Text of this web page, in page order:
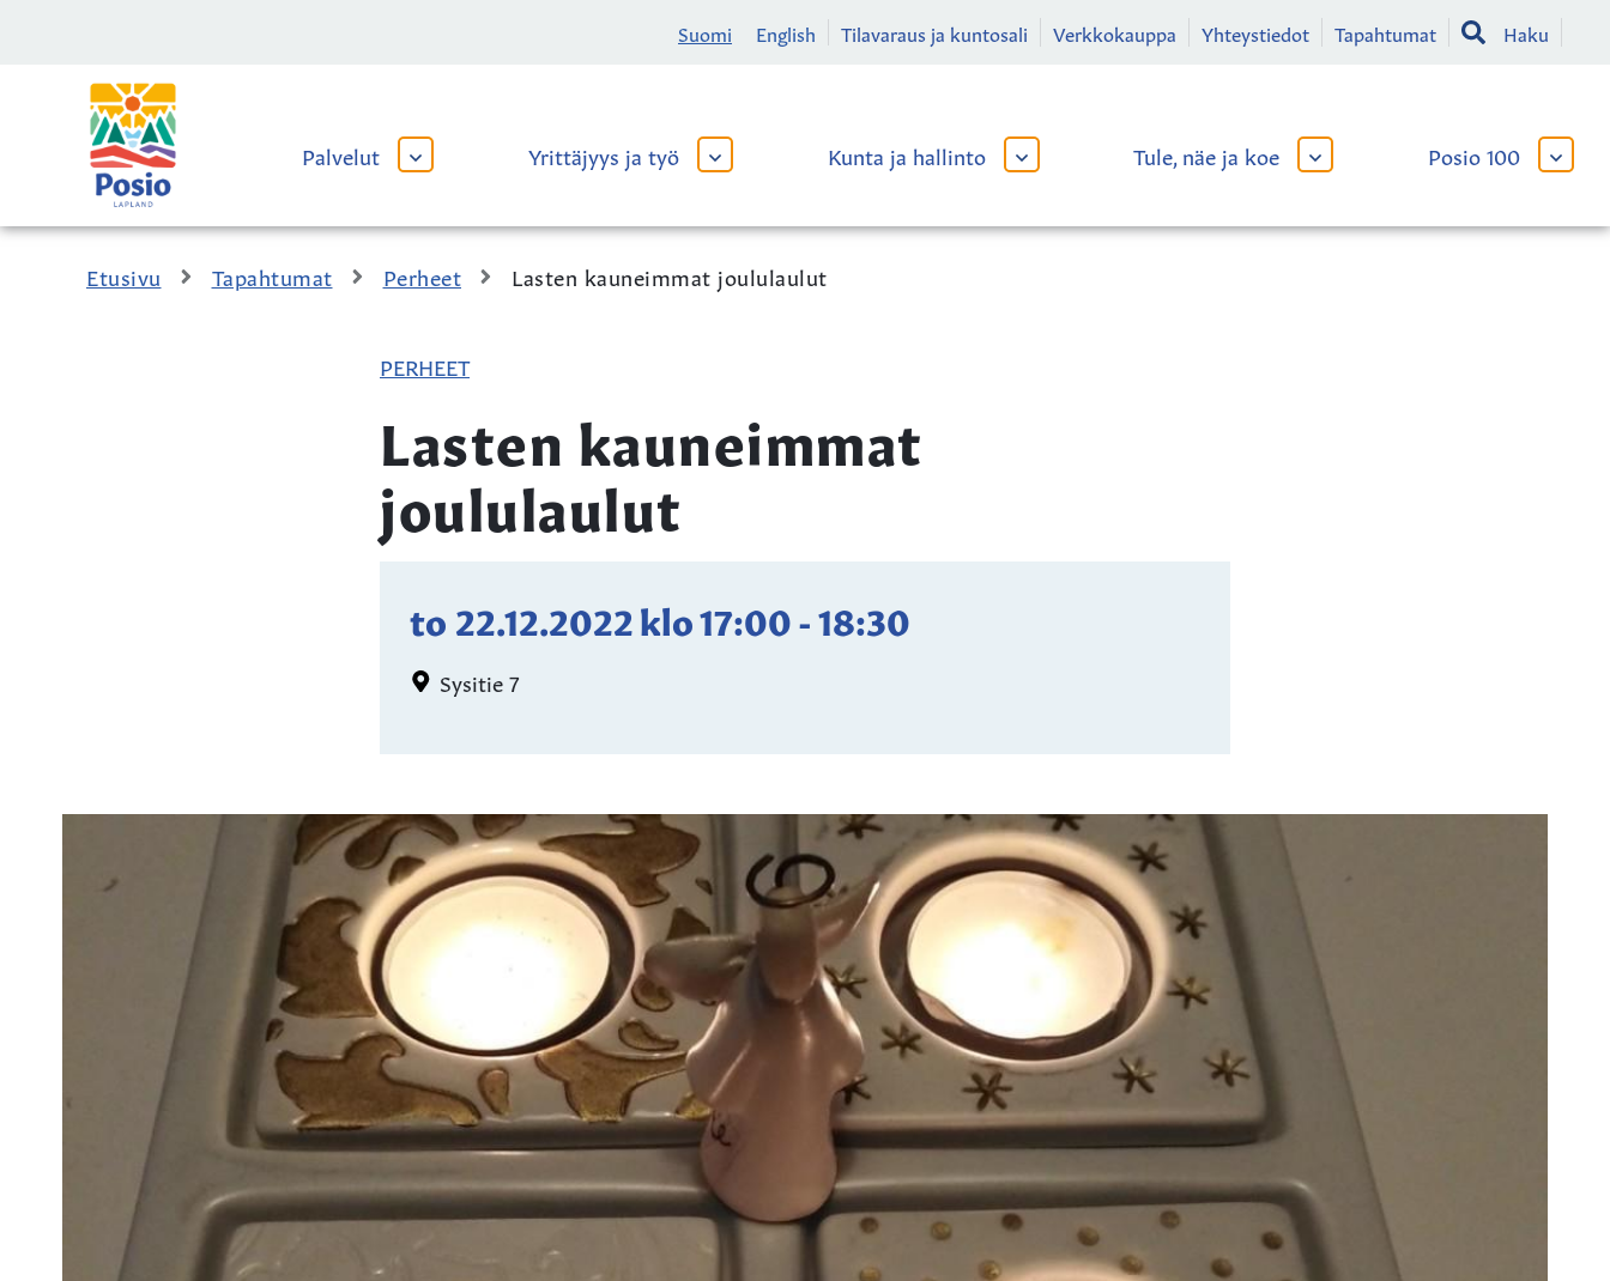
Suomi English Tilavaraus ja kuntosali Verkkokauppa Yhteystiedot Tapahtumat Haku
Kaupungin
logo
Palvelut
AVAA
ALAVALIKKO
Yrittäjyys ja työ
AVAA
ALAVALIKKO
Kunta ja hallinto
AVAA
ALAVALIKKO
Tule, näe ja koe
AVAA
ALAVALIKKO
Posio 100
AVAA
Etusivu Tapahtumat Perheet Lasten kauneimmat joululaulut
PERHEET
Lasten kauneimmat
joululaulut
to 22.12.2022klo17:00-18:30
Sysitie 7